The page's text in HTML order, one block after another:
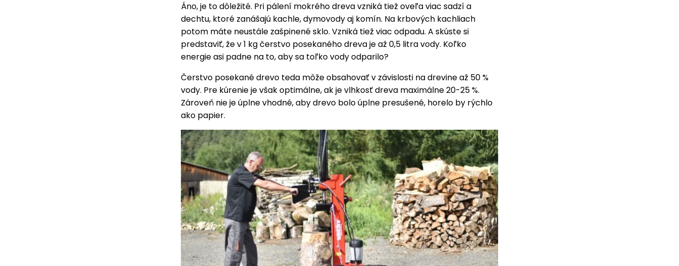
Áno, je to dôležité. Pri pálení mokrého dreva vzniká tiež oveľa viac sadzí a
dechtu, ktoré zanášajú kachle, dymovody aj komín. Na krbových kachliach
potom máte neustále zašpinené sklo. Vzniká tiež viac odpadu. A skúste si
predstaviť, že v 1 kg čerstvo posekaného dreva je až 0,5 litra vody. Koľko
energie asi padne na to, aby sa toľko vody odparilo?
Čerstvo posekané drevo teda môže obsahovať v závislosti na drevine až 50 %
vody. Pre kúrenie je však optimálne, ak je vlhkosť dreva maximálne 20-25 %.
Zároveň nie je úplne vhodné, aby drevo bolo úplne presušené, horelo by rýchlo
ako papier.